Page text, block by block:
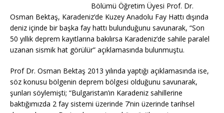
Bölümü Öğretim Üyesi Prof. Dr.
Osman Bektaş, Karadeniz’de Kuzey Anadolu Fay Hattı dışında
deniz içinde bir başka fay hattı bulunduğunu savunarak, “Son
50 yıllık deprem kayıtlarına bakılırsa Karadeniz’de sahile paralel
uzanan sismik hat görülür” açıklamasında bulunmuştu.
Prof Dr. Osman Bektaş 2013 yılında yaptığı açıklamasında ise,
söz konusu bölgenin deprem bölgesi olduğunu savunarak,
şunları söylemişti; “Bulgaristan’ın Karadeniz sahillerine
baktığımızda 2 fay sistemi üzerinde 7’nin üzerinde tarihsel